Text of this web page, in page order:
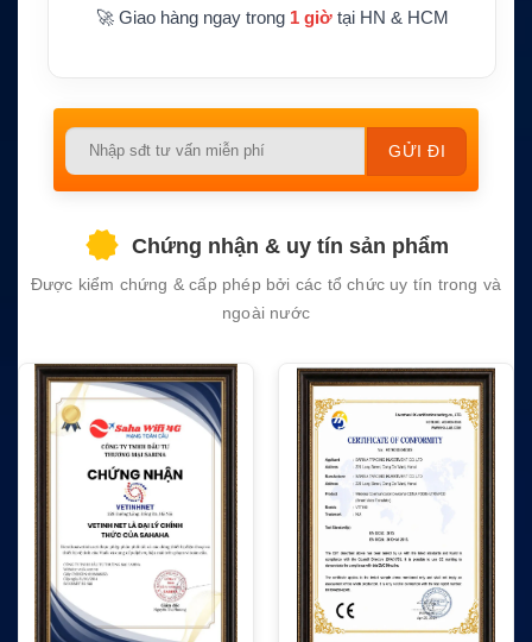
🚀 Giao hàng ngay trong 1 giờtại HN & HCM
Please
empty.
Chứng nhận & uy tín sản phẩm
Được kiểm chứng & cấp phép bởi các tổ chức uy tín trong và
ngoài nước